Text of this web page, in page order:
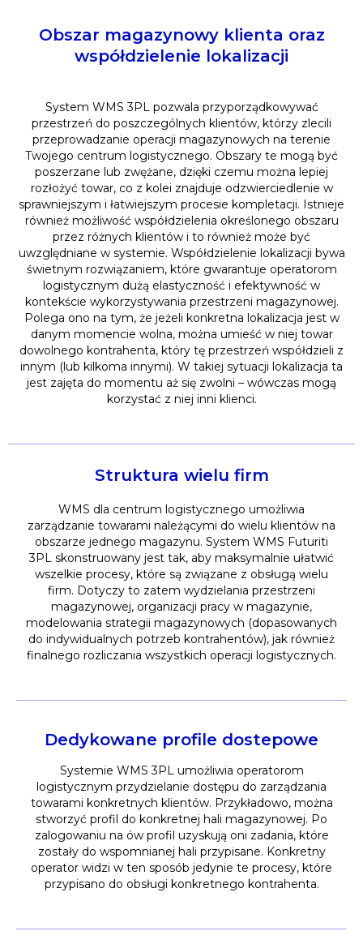
Obszar magazynowy klienta oraz
współdzielenie lokalizacji
System WMS 3PL pozwala przyporządkowywać
przestrzeń do poszczególnych klientów, którzy zlecili
przeprowadzanie operacji magazynowych na terenie
Twojego centrum logistycznego. Obszary te mogą być
poszerzane lub zwężane, dzięki czemu można lepiej
rozłożyć towar, co z kolei znajduje odzwierciedlenie w
sprawniejszym i łatwiejszym procesie kompletacji. Istnieje
również możliwość współdzielenia określonego obszaru
przez różnych klientów i to również może być
uwzględniane w systemie. Współdzielenie lokalizacji bywa
świetnym rozwiązaniem, które gwarantuje operatorom
logistycznym dużą elastyczność i efektywność w
kontekście wykorzystywania przestrzeni magazynowej.
Polega ono na tym, że jeżeli konkretna lokalizacja jest w
danym momencie wolna, można umieść w niej towar
dowolnego kontrahenta, który tę przestrzeń współdzieli z
innym (lub kilkoma innymi). W takiej sytuacji lokalizacja ta
jest zajęta do momentu aż się zwolni – wówczas mogą
korzystać z niej inni klienci.
Struktura wielu firm
WMS dla centrum logistycznego umożliwia
zarządzanie towarami należącymi do wielu klientów na
obszarze jednego magazynu. System WMS Futuriti
3PL skonstruowany jest tak, aby maksymalnie ułatwić
wszelkie procesy, które są związane z obsługą wielu
firm. Dotyczy to zatem wydzielania przestrzeni
magazynowej, organizacji pracy w magazynie,
modelowania strategii magazynowych (dopasowanych
do indywidualnych potrzeb kontrahentów), jak również
finalnego rozliczania wszystkich operacji logistycznych.
Dedykowane profile dostepowe
Systemie WMS 3PL umożliwia operatorom
logistycznym przydzielanie dostępu do zarządzania
towarami konkretnych klientów. Przykładowo, można
stworzyć profil do konkretnej hali magazynowej. Po
zalogowaniu na ów profil uzyskują oni zadania, które
zostały do wspomnianej hali przypisane. Konkretny
operator widzi w ten sposób jedynie te procesy, które
przypisano do obsługi konkretnego kontrahenta.